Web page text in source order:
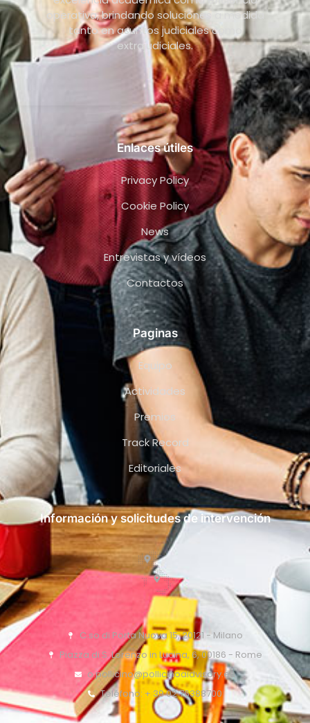
operativa, brindando soluciones a medida
tanto en asuntos judiciales como
extrajudiciales.
Enlaces útiles
Privacy Policy
Cookie Policy
News
Entrevistas y vídeos
Contactos
Paginas
Equipo
Actividades
Premios
Track Record
Editoriales
Información y solicitudes de intervención
C.so di Porta Nuova 15, 20121 - Milano
Piazza di S. Lorenzo in Lucina, 6, 00186 - Rome
o.pollicino@pollicinoaidvisory.eu
Teléfono: + 39 02 76388700